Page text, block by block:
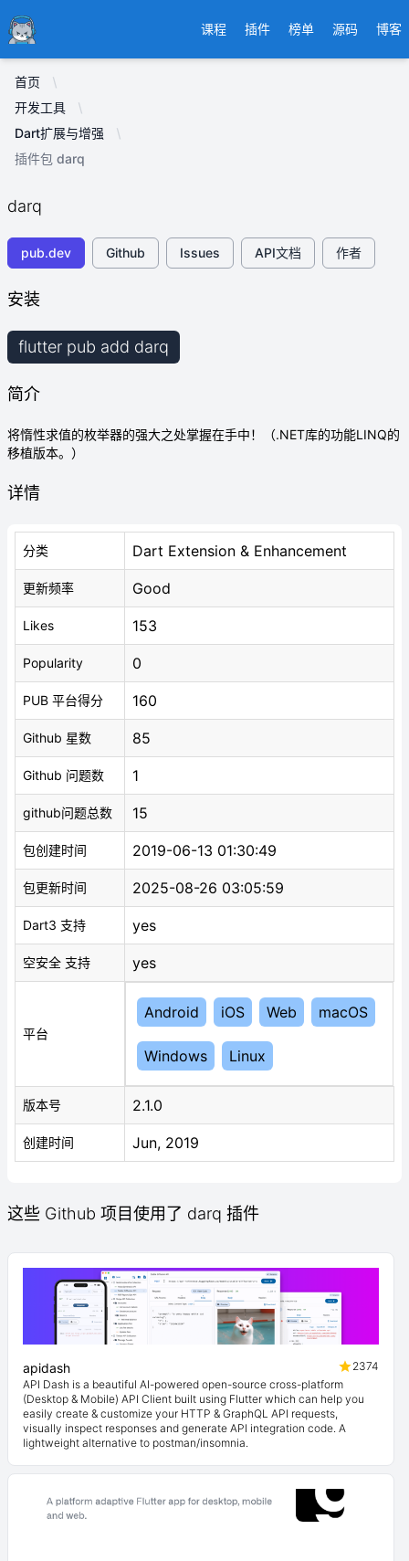
Ducafecat 课程 插件 榜单 源码 博客
首页
开发工具
Dart扩展与增强
插件包 darq
darq
pub.dev Github Issues API文档 作者
安装
flutter pub add darq
简介
将惰性求值的枚举器的强大之处掌握在手中！（.NET库的功能LINQ的
移植版本。）
详情
分类 Dart Extension & Enhancement
更新频率 Good
Likes 153
Popularity 0
PUB 平台得分 160
Github 星数 85
Github 问题数 1
github问题总数 15
包创建时间 2019-06-13 01:30:49
包更新时间 2025-08-26 03:05:59
Dart3 支持 yes
空安全 支持 yes
平台
Android iOS Web macOS
Windows Linux
版本号 2.1.0
创建时间 Jun, 2019
这些 Github 项目使用了 darq 插件
apidash
2374
API Dash is a beautiful AI-powered open-source cross-platform
(Desktop & Mobile) API Client built using Flutter which can help you
easily create & customize your HTTP & GraphQL API requests,
visually inspect responses and generate API integration code. A
lightweight alternative to postman/insomnia.